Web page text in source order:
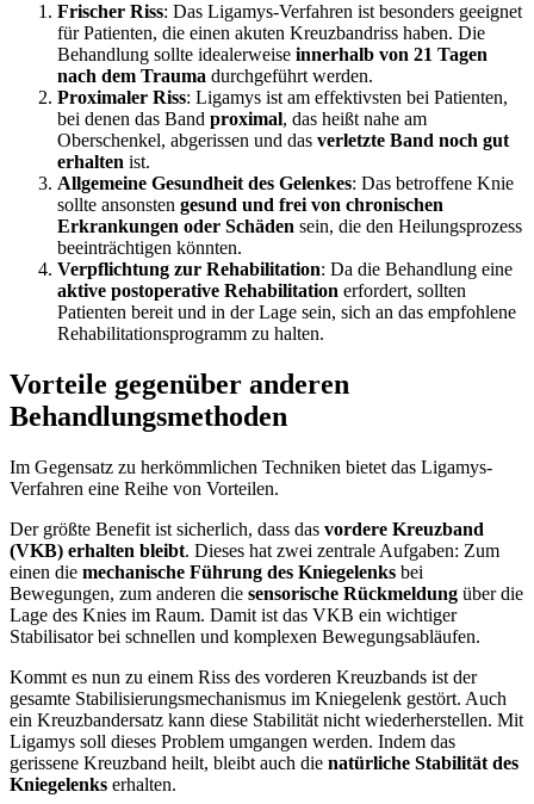
Frischer Riss: Das Ligamys-Verfahren ist besonders geeignet
für Patienten, die einen akuten Kreuzbandriss haben. Die
Behandlung sollte idealerweise innerhalb von 21 Tagen
nach dem Trauma durchgeführt werden.
Proximaler Riss: Ligamys ist am effektivsten bei Patienten,
bei denen das Band proximal, das heißt nahe am
Oberschenkel, abgerissen und das verletzte Band noch gut
erhalten ist.
Allgemeine Gesundheit des Gelenkes: Das betroffene Knie
sollte ansonsten gesund und frei von chronischen
Erkrankungen oder Schäden sein, die den Heilungsprozess
beeinträchtigen könnten.
Verpflichtung zur Rehabilitation: Da die Behandlung eine
aktive postoperative Rehabilitation erfordert, sollten
Patienten bereit und in der Lage sein, sich an das empfohlene
Rehabilitationsprogramm zu halten.
Vorteile gegenüber anderen
Behandlungsmethoden
Im Gegensatz zu herkömmlichen Techniken bietet das Ligamys-
Verfahren eine Reihe von Vorteilen.
Der größte Benefit ist sicherlich, dass das vordere Kreuzband
(VKB) erhalten bleibt. Dieses hat zwei zentrale Aufgaben: Zum
einen die mechanische Führung des Kniegelenks bei
Bewegungen, zum anderen die sensorische Rückmeldung über die
Lage des Knies im Raum. Damit ist das VKB ein wichtiger
Stabilisator bei schnellen und komplexen Bewegungsabläufen.
Kommt es nun zu einem Riss des vorderen Kreuzbands ist der
gesamte Stabilisierungsmechanismus im Kniegelenk gestört. Auch
ein Kreuzbandersatz kann diese Stabilität nicht wiederherstellen. Mit
Ligamys soll dieses Problem umgangen werden. Indem das
gerissene Kreuzband heilt, bleibt auch die natürliche Stabilität des
Kniegelenks erhalten.